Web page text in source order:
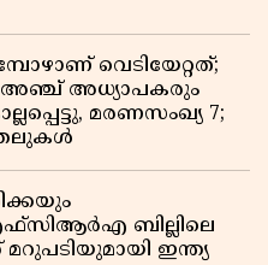
വെടിയേറ്റത്;
അഞ്ച് അധ്യാപകരും
മരണസംഖ്യ 7;
ബില്ലിലെ
ഇന്ത്യ